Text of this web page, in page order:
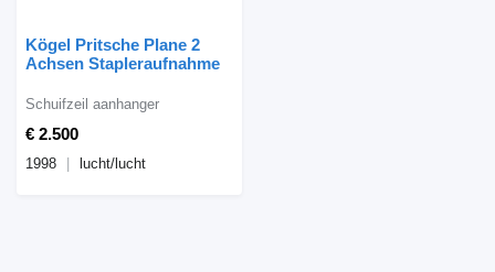
Kögel Pritsche Plane 2
Achsen Stapleraufnahme
€ 2.500
Schuifzeil aanhanger
1998 lucht/lucht